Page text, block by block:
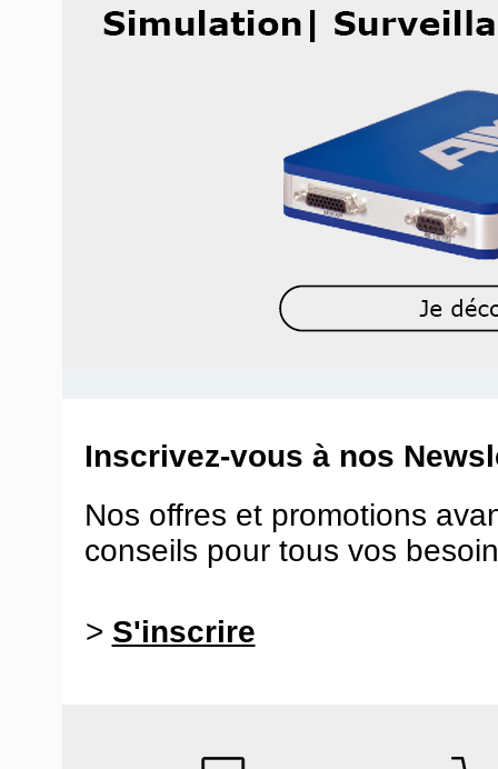
Inscrivez-vous à nos
Nos offres et promotions
conseils pour tous vos
> S'inscrire